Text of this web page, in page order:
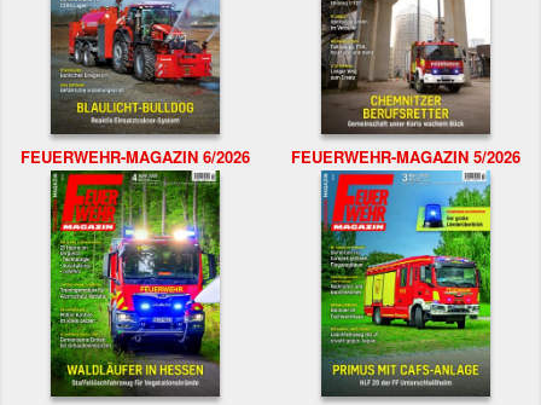
FEUERWEHR-MAGAZIN 6/2026 FEUERWEHR-MAGAZIN 5/2026